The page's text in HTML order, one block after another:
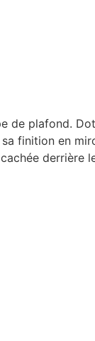
de plafond.
finition en
derrière